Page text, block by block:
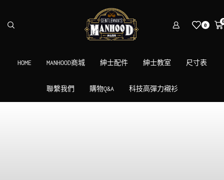
0
HOME MANHOOD商城 紳士配件 紳士教室 尺寸表
聯繫我們 購物Q&A 科技高彈力襯衫